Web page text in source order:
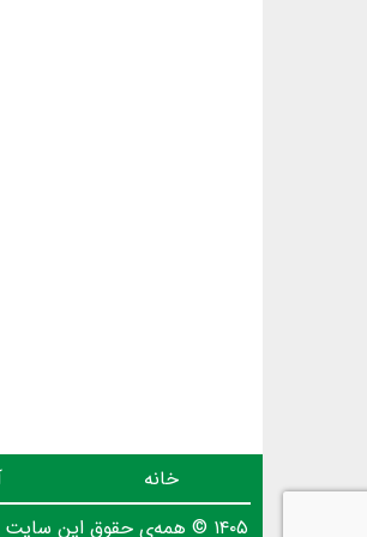
۱۴۰۵ © همه‌ی حقوق این سایت
خانه